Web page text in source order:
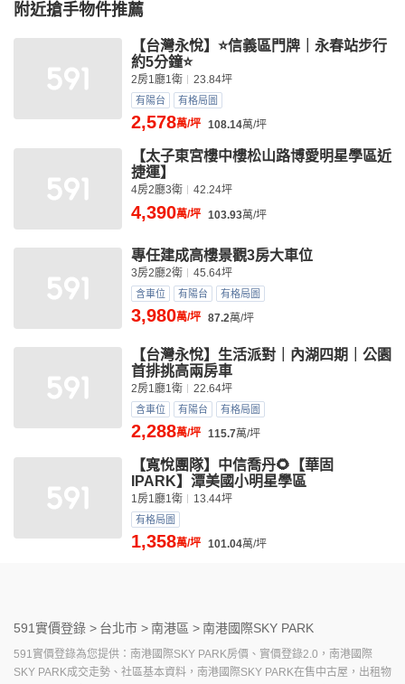
附近搶手物件推薦
【台灣永悅】⭐信義區門牌｜永春站步行
約5分鐘⭐
2房1廳1衛 23.84坪
有陽台 有格局圖
2,578萬/坪 108.14萬/坪
【太子東宮樓中樓松山路博愛明星學區近
捷運】
4房2廳3衛 42.24坪
4,390萬/坪 103.93萬/坪
專任建成高樓景觀3房大車位
3房2廳2衛 45.64坪
含車位 有陽台 有格局圖
3,980萬/坪 87.2萬/坪
【台灣永悅】生活派對｜內湖四期｜公園
首排挑高兩房車
2房1廳1衛 22.64坪
含車位 有陽台 有格局圖
2,288萬/坪 115.7萬/坪
【寬悅團隊】中信喬丹🌻【華固
IPARK】潭美國小明星學區
1房1廳1衛 13.44坪
有格局圖
1,358萬/坪 101.04萬/坪
591實價登錄 > 台北市 >南港區 >南港國際SKY PARK
591實價登錄為您提供：南港國際SKY PARK房價、實價登錄2.0，南港國際
SKY PARK成交走勢、社區基本資料，南港國際SKY PARK在售中古屋，出租物